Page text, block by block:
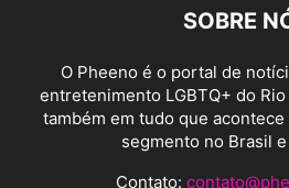
SOBRE
O Pheeno é o portal de
entretenimento LGBTQ+ do
também em tudo que
segmento no Brasil
Contato: